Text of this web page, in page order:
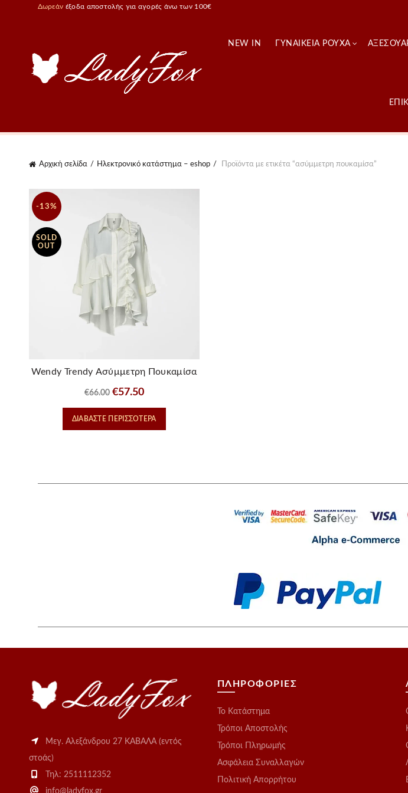
Δωρεάν έξοδα αποστολής για αγορές άνω των 100€
NEW IN ΓΥΝΑΙΚΕΊΑ ΡΟΎΧΑ
Αρχική σελίδα Ηλεκτρονικό κατάστημα – eshop Προϊόντα με ετικέτα “ασύμμετρη πουκαμίσα”
-13%
SOLD
OUT
Wendy Trendy Ασύμμετρη Πουκαμίσα
€66.00 Original
price
was:
€57.50Η
τρέχουσα
τιμή
ΔΙΑΒΆΣΤΕ ΠΕΡΙΣΣΌΤΕΡΑ
Μεγ. Αλεξάνδρου 27 ΚΑΒΑΛΑ (εντός
στοάς)
Τηλ: 2511112352
info@ladyfox.gr
ΠΛΗΡΟΦΟΡΙΕΣ
Το Kατάστημα
Τρόποι Αποστολής
Τρόποι Πληρωμής
Ασφάλεια Συναλλαγών
Πολιτική Απορρήτου